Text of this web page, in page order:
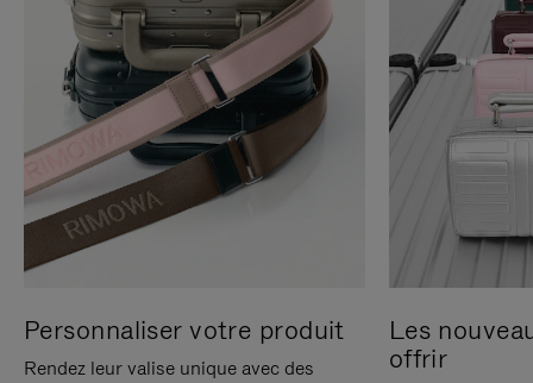
Personnaliser votre produit
Rendez leur valise unique avec des
Les
offrir